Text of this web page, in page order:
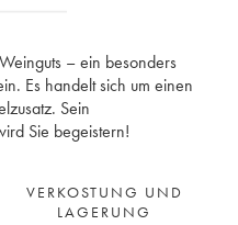
– ein besonders
Es handelt sich um einen
Sein
Sie begeistern!
VERKOSTUNG UND
LAGERUNG